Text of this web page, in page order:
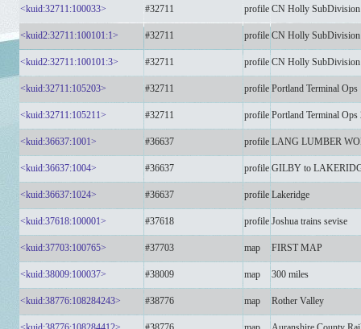
<kuid:32711:100033> #32711 profile CN Holly SubDivision
<kuid2:32711:100101:1> #32711 profile CN Holly SubDivision
<kuid2:32711:100101:3> #32711 profile CN Holly SubDivision
<kuid:32711:105203> #32711 profile Portland Terminal Ops
<kuid:32711:105211> #32711 profile Portland Terminal Ops
<kuid:36637:1001> #36637 profile LANG LUMBER
<kuid:36637:1004> #36637 profile GILBY to
<kuid:36637:1024> #36637 profile Lakeridge
<kuid:37618:100001> #37618 profile Joshua trains sevise
<kuid:37703:100765> #37703 map FIRST MAP
<kuid:38009:100037> #38009 map 300 miles
<kuid:38776:108284243> #38776 map Rother Valley